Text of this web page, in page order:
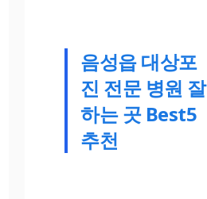
음성읍 대상포
진 전문 병원 잘
하는 곳 Best5
추천